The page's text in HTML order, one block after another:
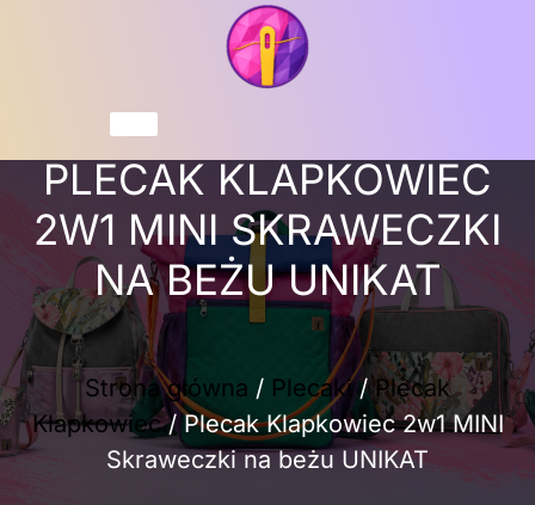
PLECAK KLAPKOWIEC
2W1 MINI SKRAWECZKI
NA BEŻU UNIKAT
Strona główna / Plecaki/ Plecak
Klapkowiec/ Plecak Klapkowiec 2w1 MINI
Skraweczki na beżu UNIKAT